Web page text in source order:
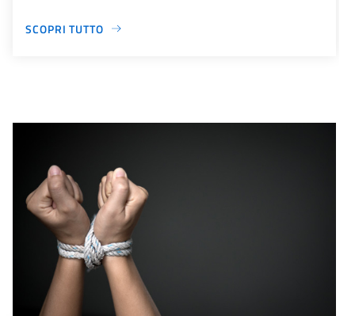
SCOPRI TUTTO